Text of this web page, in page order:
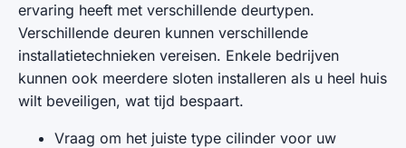
ervaring heeft met verschillende deurtypen.
Verschillende deuren kunnen verschillende
installatietechnieken vereisen. Enkele bedrijven
kunnen ook meerdere sloten installeren als u heel huis
wilt beveiligen, wat tijd bespaart.
Vraag om het juiste type cilinder voor uw